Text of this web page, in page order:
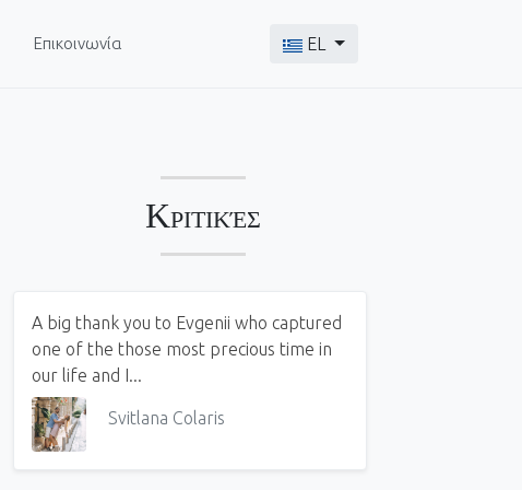
Επικοινωνία Επιλέξτε τη γλώσσα σας
EL
Κριτικές
A big thank you to Evgenii who captured
one of the those most precious time in
our life and I...
Svitlana Colaris